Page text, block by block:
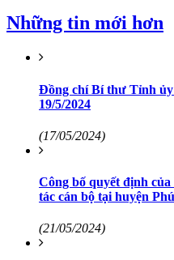
Những tin mới hơn
Đồng chí Bí thư Tỉnh
19/5/2024
(17/05/2024)
Công bố quyết định
tác cán bộ tại huyện
(21/05/2024)